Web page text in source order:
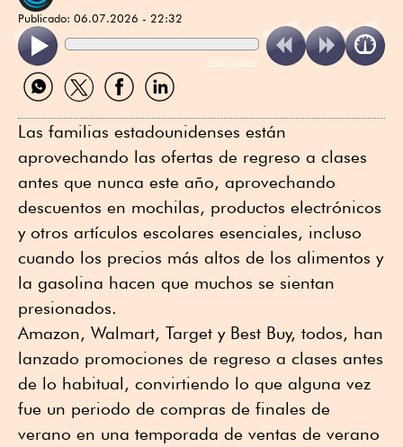
Publicado: 06.07.2026 - 22:32
ReadSpeaker
Compartir
por
Compartir
por
Compartir
por
Compartir
por
Las familias estadounidenses están
aprovechando las ofertas de regreso a clases
antes que nunca este año, aprovechando
descuentos en mochilas, productos electrónicos
y otros artículos escolares esenciales, incluso
cuando los precios más altos de los alimentos y
la gasolina hacen que muchos se sientan
presionados.
Amazon, Walmart, Target y Best Buy, todos, han
lanzado promociones de regreso a clases antes
de lo habitual, convirtiendo lo que alguna vez
fue un periodo de compras de finales de
verano en una temporada de ventas de verano